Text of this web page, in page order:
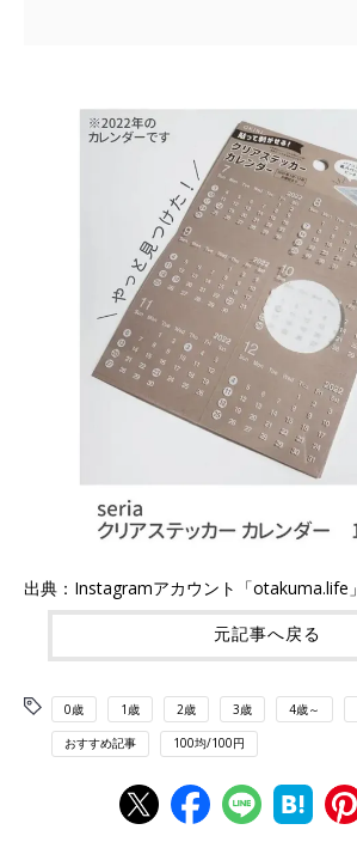
出典：Instagramアカウント「otakuma.life」
元記事へ戻る
0歳 1歳 2歳 3歳 4歳～
おすすめ記事 100均/100円